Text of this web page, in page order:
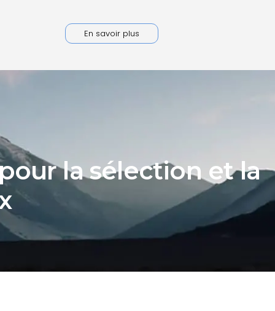
En savoir plus
la sélection et la